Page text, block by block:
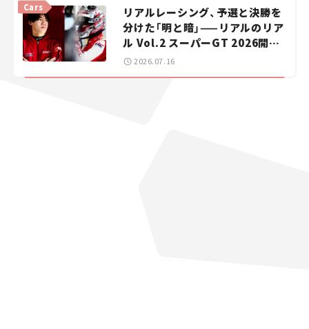
リアルレーシング、予選と決勝を
分けた「明と暗」——リアルのリア
ル Vol.2 スーパーGT 2026開幕
戦 岡山国際サーキット
Cars
2026.07.16